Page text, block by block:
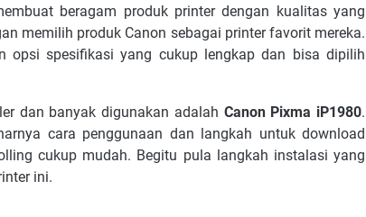
beragam produk printer dengan kualitas yang
memilih produk Canon sebagai printer favorit mereka.
opsi spesifikasi yang cukup lengkap dan bisa dipilih
dan banyak digunakan adalah Canon Pixma iP1980.
cara penggunaan dan langkah untuk download
cukup mudah. Begitu pula langkah instalasi yang
ini.